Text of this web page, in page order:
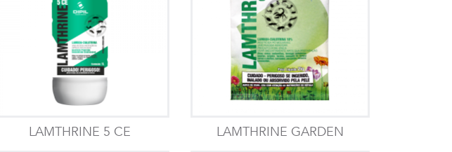
LAMTHRINE 5 CE LAMTHRINE GARDEN